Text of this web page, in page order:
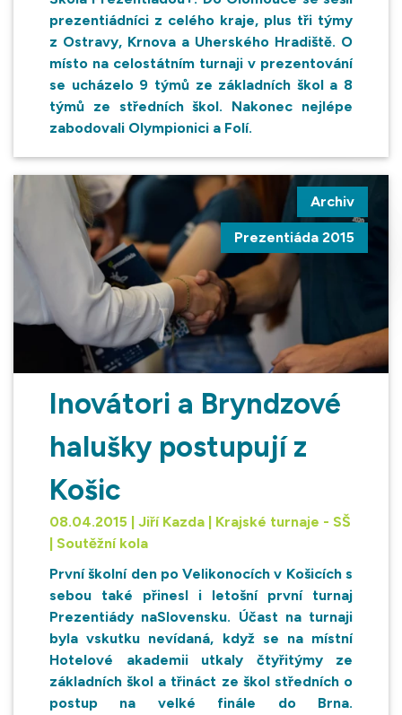
prezentiádníci z celého kraje, plus tři týmy
z Ostravy, Krnova a Uherského Hradiště. O
místo na celostátním turnaji v prezentování
se ucházelo 9 týmů ze základních škol a 8
týmů ze středních škol. Nakonec nejlépe
zabodovali Olympionici a Folí.
Archiv
Prezentiáda 2015
Inovátori a Bryndzové
halušky postupují z
Košic
08.04.2015 | Jiří Kazda | Krajské turnaje - SŠ
| Soutěžní kola
První školní den po Velikonocích v Košicích s
sebou také přinesl i letošní první turnaj
Prezentiády naSlovensku. Účast na turnaji
byla vskutku nevídaná, když se na místní
Hotelové akademii utkaly čtyřitýmy ze
základních škol a třináct ze škol středních o
postup na velké finále do Brna.